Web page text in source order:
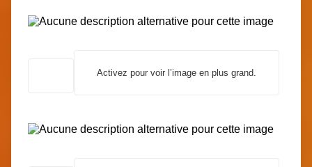
Activez pour voir l’image en plus grand.